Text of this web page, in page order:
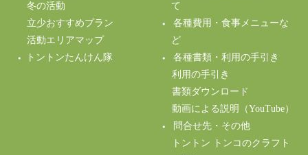
冬の活動
立少おすすめプラン
活動エリアマップ
トントンたんけん隊
て
各種費用・食事メニューな
ど
各種書類・利用の手引き
利用の手引き
書類ダウンロード
動画による説明（YouTube）
問合せ先・その他
トントン トンコのクラフト